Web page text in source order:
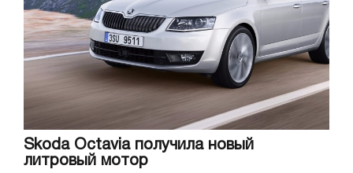
Skoda Octavia получила новый
литровый мотор